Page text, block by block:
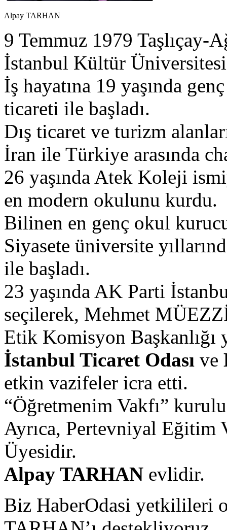
Alpay TARHAN
9 Temmuz 1979 Taşlıçay-
İstanbul Kültür
İş hayatına 19 yaşında
ticareti ile başladı.
Dış ticaret ve turizm
İran ile Türkiye arasında
26 yaşında Atek Koleji
en modern okulunu kurdu.
Bilinen en genç okul
Siyasete üniversite
ile başladı.
23 yaşında AK Parti
seçilerek, Mehmet
Etik Komisyon Başkanlığı
İstanbul Ticaret Odası ve
etkin vazifeler icra etti.
“Öğretmenim Vakfı”
Ayrıca, Pertevniyal Eğitim
Üyesidir.
Alpay TARHAN evlidir.
Biz HaberOdasi yetkilileri